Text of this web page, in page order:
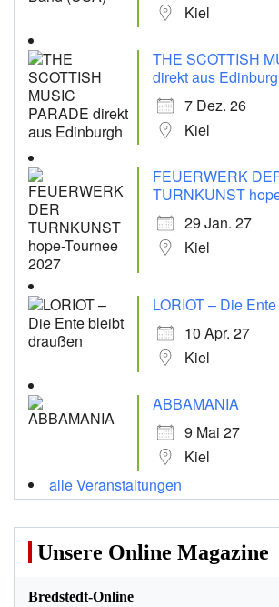
Kiel
THE SCOTTISH
direkt aus
7 Dez. 26
Kiel
FEUERWERK
TURNKUNST
29 Jan. 27
Kiel
LORIOT – Die
10 Apr. 27
Kiel
ABBAMANIA
9 Mai 27
Kiel
alle Veranstaltungen
Unsere Online Magazine
Bredstedt-Online